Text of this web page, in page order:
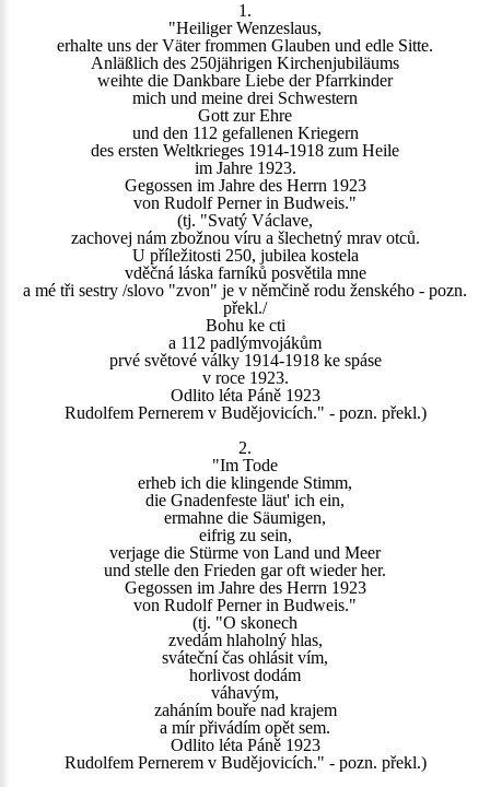
1.
"Heiliger Wenzeslaus,
erhalte uns der Väter frommen Glauben und edle Sitte.
Anläßlich des 250jährigen Kirchenjubiläums
weihte die Dankbare Liebe der Pfarrkinder
mich und meine drei Schwestern
Gott zur Ehre
und den 112 gefallenen Kriegern
des ersten Weltkrieges 1914-1918 zum Heile
im Jahre 1923.
Gegossen im Jahre des Herrn 1923
von Rudolf Perner in Budweis."
(tj. "Svatý Václave,
zachovej nám zbožnou víru a šlechetný mrav otců.
U příležitosti 250, jubilea kostela
vděčná láska farníků posvětila mne
a mé tři sestry /slovo "zvon" je v němčině rodu ženského - pozn.
překl./
Bohu ke cti
a 112 padlýmvojákům
prvé světové války 1914-1918 ke spáse
v roce 1923.
Odlito léta Páně 1923
Rudolfem Pernerem v Budějovicích." - pozn. překl.)
2.
"Im Tode
erheb ich die klingende Stimm,
die Gnadenfeste läut' ich ein,
ermahne die Säumigen,
eifrig zu sein,
verjage die Stürme von Land und Meer
und stelle den Frieden gar oft wieder her.
Gegossen im Jahre des Herrn 1923
von Rudolf Perner in Budweis."
(tj. "O skonech
zvedám hlaholný hlas,
sváteční čas ohlásit vím,
horlivost dodám
váhavým,
zaháním bouře nad krajem
a mír přivádím opět sem.
Odlito léta Páně 1923
Rudolfem Pernerem v Budějovicích." - pozn. překl.)